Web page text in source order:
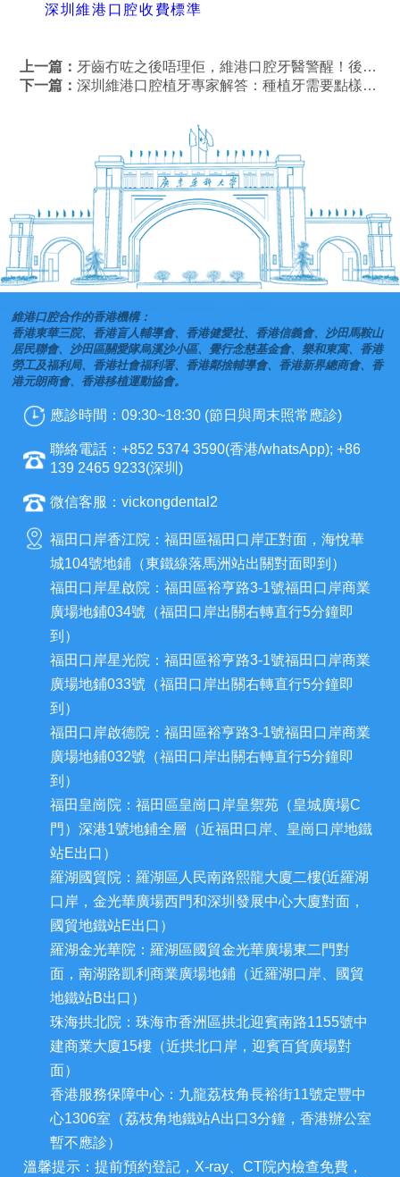
深圳維港口腔收費標準
上一篇： 牙齒冇咗之後唔理佢，維港口腔牙醫警醒！後果竟然咁嚴重？！
下一篇：深圳維港口腔植牙專家解答：種植牙需要點樣保養？
維港口腔合作的香港機構：
香港東華三院、香港盲人輔導會、香港健愛社、香港信義會、沙田馬鞍山
居民聯會、沙田區關愛隊烏溪沙小區、覺行念慈基金會、樂和東寓、香港
勞工及福利局、香港社會福利署、香港鄰捨輔導會、香港新界總商會、香
港元朗商會、香港移植運動協會。
應診時間：09:30~18:30 (節日與周末照常應診)
聯絡電話：+852 5374 3590(香港/whatsApp); +86
139 2465 9233(深圳)
微信客服：vickongdental2
福田口岸香江院：福田區福田口岸正對面，海悅華
城104號地鋪（東鐵線落馬洲站出關對面即到）
福田口岸星啟院：福田區裕亨路3-1號福田口岸商業
廣場地鋪034號（福田口岸出關右轉直行5分鐘即
到）
福田口岸星光院：福田區裕亨路3-1號福田口岸商業
廣場地鋪033號（福田口岸出關右轉直行5分鐘即
到）
福田口岸啟德院：福田區裕亨路3-1號福田口岸商業
廣場地鋪032號（福田口岸出關右轉直行5分鐘即
到）
福田皇崗院：福田區皇崗口岸皇禦苑（皇城廣場C
門）深港1號地鋪全層（近福田口岸、皇崗口岸地鐵
站E出口）
羅湖國貿院：羅湖區人民南路熙龍大廈二樓(近羅湖
口岸，金光華廣場西門和深圳發展中心大廈對面，
國貿地鐵站E出口）
羅湖金光華院：羅湖區國貿金光華廣場東二門對
面，南湖路凱利商業廣場地鋪（近羅湖口岸、國貿
地鐵站B出口）
珠海拱北院：珠海市香洲區拱北迎賓南路1155號中
建商業大廈15樓（近拱北口岸，迎賓百貨廣場對
面）
香港服務保障中心：九龍荔枝角長裕街11號定豐中
心1306室（荔枝角地鐵站A出口3分鐘，香港辦公室
暫不應診）
溫馨提示：提前預約登記，X-ray、CT院內檢查免費，